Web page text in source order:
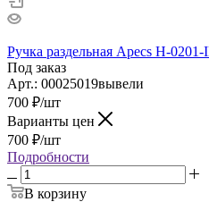
Ручка раздельная Apecs H-
Под заказ
Арт.: 00025019вывели
700 ₽/шт
Варианты цен
700 ₽/шт
Подробности
В корзину